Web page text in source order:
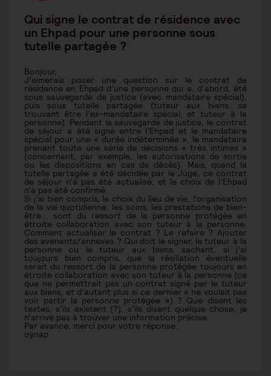
Qui signe le contrat de résidence avec
un Ehpad pour une personne sous
tutelle partagée ?
Bonjour,
J’aimerais poser une question sur le contrat de
résidence en Ehpad d’une personne qui a, d’abord, été
sous sauvegarde de justice (avec mandataire spécial),
puis sous tutelle partagée (tuteur aux biens, se
trouvant être l’ex-mandataire spécial, et tuteur à la
personne). Pendant la sauvegarde de justice, le contrat
de séjour a été signé entre l’Ehpad et le mandataire
spécial pour une « durée indéterminée », le mandataire
prenant toute une série de décisions « très intimes »
(concernant, par exemple, les autorisations de sortie
ou les dispositions en cas de décès). Mais, quand la
tutelle partagée a été décidée par le Juge, ce contrat
de séjour n’a pas été actualisé, et le choix de l’Ehpad
n’a pas été confirmé.
Si j’ai bien compris, le choix du lieu de vie, l’organisation
de la vie quotidienne, les soins, les prestations de bien-
être... sont du ressort de la personne protégée en
étroite collaboration avec son tuteur à la personne.
Comment actualiser le contrat ? Le refaire ? Ajouter
des avenants/annexes ? Qui doit le signer, le tuteur à la
personne ou le tuteur aux biens, sachant, si j’ai
toujours bien compris, que la résiliation éventuelle
serait du ressort de la personne protégée toujours en
étroite collaboration avec son tuteur à la personne (ce
que ne permettrait pas un contrat signé par le tuteur
aux biens, et d’autant plus si ce dernier « ne voulait pas
voir partir la personne protégée ») ? Que disent les
textes, s’ils existent (?), s’ils disent quelque chose, je
n’arrive pas à trouver une information précise.
Par avance, merci pour votre réponse.
oynap